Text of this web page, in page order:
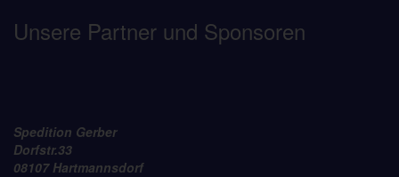
Unsere Partner und Sponsoren
Spedition Gerber
Dorfstr.33
08107 Hartmannsdorf